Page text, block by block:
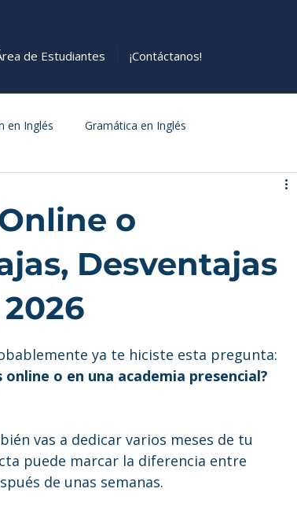
de Estudiantes ¡Contáctanos!
en Inglés Gramática en Inglés
o
Desventajas
ya te hiciste esta pregunta:
o en una academia presencial?
vas a dedicar varios meses de tu
puede marcar la diferencia entre
de unas semanas.